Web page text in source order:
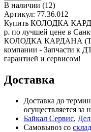
В наличии (12)
Артикул: 77.36.012
Купить КОЛОДКА
р. по лучшей цене в
КОЛОДКА КАРДАНА
компании - Запчасти к
гарантией и сервисом!
Доставка
Доставка до
осуществляется за
Байкал Сервис,
Самовывоз со